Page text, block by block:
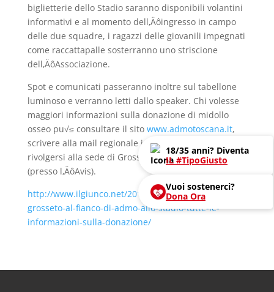
biglietterie dello Stadio saranno disponibili volantini
informativi e al momento dell‚Äôingresso in campo
delle due squadre, i ragazzi delle giovanili impegnati
come raccattapalle sosterranno uno striscione
dell‚ÄôAssociazione.
Spot e comunicati passeranno inoltre sul tabellone
luminoso e verranno letti dallo speaker. Chi volesse
maggiori informazioni sulla donazione di midollo
osseo pu√≤ consultare il sito www.admotoscana.it,
scrivere alla mail regionale info@admotoscana.it o
rivolgersi alla sede di Grosseto in via Varese 12
(presso l‚ÄôAvis).
http://www.ilgiunco.net/2016/03/05/anche-il-
grosseto-al-fianco-di-admo-allo-stadio-tutte-le-
informazioni-sulla-donazione/
18/35 anni? Diventa
IL #TipoGiusto
Vuoi sostenerci?
Dona Ora